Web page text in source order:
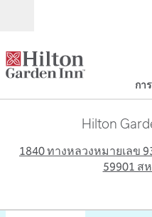
กา
Hilton
1840 ทางหลวงหมายเลข
59901 ส